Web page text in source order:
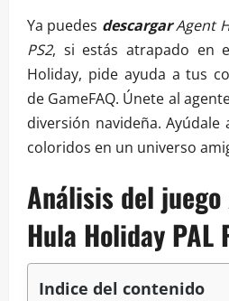
Ya puedes descargarAgent
PS2, si estás atrapado en
Holiday, pide ayuda a tus
de GameFAQ. Únete al
diversión navideña. Ayúdale
coloridos en un universo
Análisis del
Hula Holiday PAL
Indice del contenido